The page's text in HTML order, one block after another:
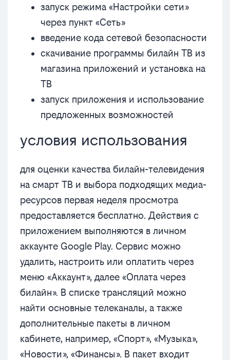
запуск режима «Настройки сети»
через пункт «Сеть»
введение кода сетевой безопасности
скачивание программы билайн ТВ из
магазина приложений и установка на
ТВ
запуск приложения и использование
предложенных возможностей
условия использования
для оценки качества билайн-телевидения
на смарт ТВ и выбора подходящих медиа-
ресурсов первая неделя просмотра
предоставляется бесплатно. Действия с
приложением выполняются в личном
аккаунте Google Play. Сервис можно
удалить, настроить или оплатить через
меню «Аккаунт», далее «Оплата через
билайн». В списке трансляций можно
найти основные телеканалы, а также
дополнительные пакеты в личном
кабинете, например, «Спорт», «Музыка»,
«Новости», «Финансы». В пакет входит